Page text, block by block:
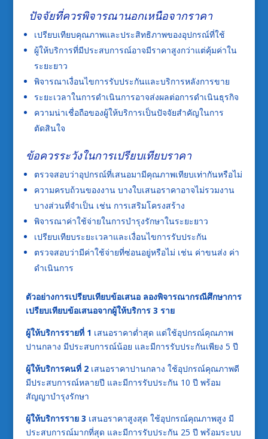
ปัจจัยที่ควรพิจารณานอกเหนือจากราคา
เปรียบเทียบคุณภาพและประสิทธิภาพของอุปกรณ์ที่ใช้
ผู้ให้บริการที่มีประสบการณ์อาจมีราคาสูงกว่าแต่คุ้มค่าใน
ระยะยาว
พิจารณาเงื่อนไขการรับประกันและบริการหลังการขาย
ระยะเวลาในการดำเนินการอาจส่งผลต่อการดำเนินธุรกิจ
ความน่าเชื่อถือของผู้ให้บริการเป็นปัจจัยสำคัญในการ
ตัดสินใจ
ข้อควรระวังในการเปรียบเทียบราคา
ตรวจสอบว่าอุปกรณ์ที่เสนอมามีคุณภาพเทียบเท่ากันหรือไม่
ความครบถ้วนของงาน บางใบเสนอราคาอาจไม่รวมงาน
บางส่วนที่จำเป็น เช่น การเสริมโครงสร้าง
พิจารณาค่าใช้จ่ายในการบำรุงรักษาในระยะยาว
เปรียบเทียบระยะเวลาและเงื่อนไขการรับประกัน
ตรวจสอบว่ามีค่าใช้จ่ายที่ซ่อนอยู่หรือไม่ เช่น ค่าขนส่ง ค่า
ดำเนินการ
ตัวอย่างการเปรียบเทียบข้อเสนอ ลองพิจารณากรณีศึกษาการ
เปรียบเทียบข้อเสนอจากผู้ให้บริการ 3 ราย
ผู้ให้บริการรายที่ 1 เสนอราคาต่ำสุด แต่ใช้อุปกรณ์คุณภาพ
ปานกลาง มีประสบการณ์น้อย และมีการรับประกันเพียง 5 ปี
ผู้ให้บริการคนที่ 2เสนอราคาปานกลาง ใช้อุปกรณ์คุณภาพดี
มีประสบการณ์หลายปี และมีการรับประกัน 10 ปี พร้อม
สัญญาบำรุงรักษา
ผู้ให้บริการราย 3 เสนอราคาสูงสุด ใช้อุปกรณ์คุณภาพสูง มี
ประสบการณ์มากที่สุด และมีการรับประกัน 25 ปี พร้อมระบบ